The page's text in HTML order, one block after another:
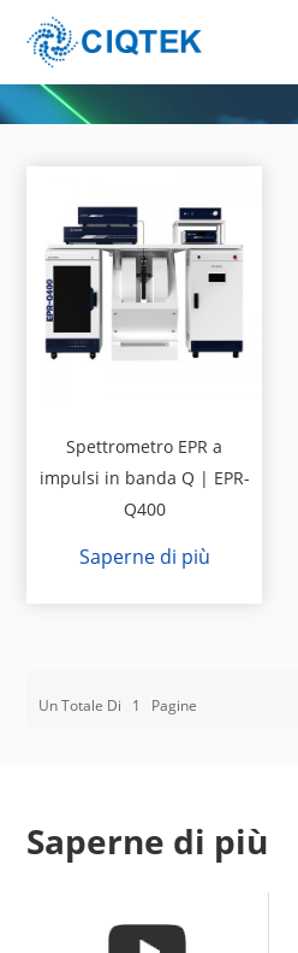
Spettrometro EPR a
impulsi in banda Q | EPR-
Q400
Saperne di più
Un Totale Di 1 Pagine
Saperne di più